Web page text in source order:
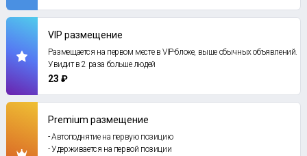
VIP размещение
Размещается на первом месте в VIP-блоке, выше обычных объявлений.
Увидит в 2 раза больше людей
23 ₽
Premium размещение
- Автоподнятие на первую позицию
- Удерживается на первой позиции